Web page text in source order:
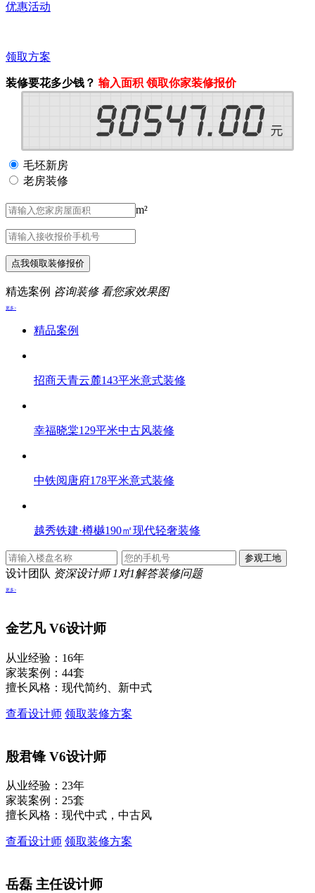
优惠活动
领取方案
装修要花多少钱？ 输入面积 领取你家装修报价
毛坯新房
老房装修
m²
点我领取装修报价
精选案例 咨询装修 看您家效果图
更多>
精品案例
招商天青云麓143平米意式装修
幸福晓棠129平米中古风装修
中铁阅唐府178平米意式装修
越秀铁建·樽樾190㎡现代轻奢装修
设计团队 资深设计师 1对1解答装修问题
更多>
金艺凡V6设计师
从业经验：16年
家装案例：44套
擅长风格：现代简约、新中式
查看设计师 领取装修方案
殷君锋 V6设计师
从业经验：23年
家装案例：25套
擅长风格：现代中式，中古风
查看设计师 领取装修方案
岳磊 主任设计师